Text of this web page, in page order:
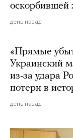
день назад
«Прямые
Украинский
из-за удара
потери в
день назад